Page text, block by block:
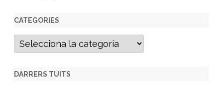
CATEGORIES
C
t
g
DARRERS TUITS